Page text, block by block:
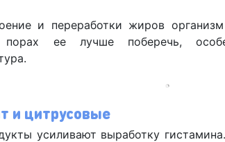
и переработки жиров
порах ее лучше поберечь,
и цитрусовые
усиливают выработку